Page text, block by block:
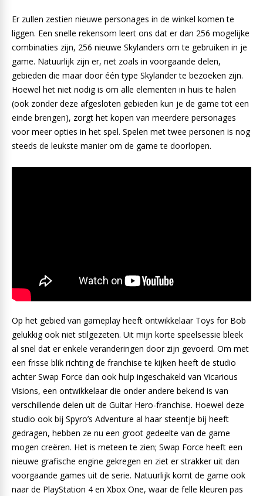
Er zullen zestien nieuwe personages in de winkel komen te
liggen. Een snelle rekensom leert ons dat er dan 256 mogelijke
combinaties zijn, 256 nieuwe Skylanders om te gebruiken in je
game. Natuurlijk zijn er, net zoals in voorgaande delen,
gebieden die maar door één type Skylander te bezoeken zijn.
Hoewel het niet nodig is om alle elementen in huis te halen
(ook zonder deze afgesloten gebieden kun je de game tot een
einde brengen), zorgt het kopen van meerdere personages
voor meer opties in het spel. Spelen met twee personen is nog
steeds de leukste manier om de game te doorlopen.
Op het gebied van gameplay heeft ontwikkelaar Toys for Bob
gelukkig ook niet stilgezeten. Uit mijn korte speelsessie bleek
al snel dat er enkele veranderingen door zijn gevoerd. Om met
een frisse blik richting de franchise te kijken heeft de studio
achter Swap Force dan ook hulp ingeschakeld van Vicarious
Visions, een ontwikkelaar die onder andere bekend is van
verschillende delen uit de Guitar Hero-franchise. Hoewel deze
studio ook bij Spyro’s Adventure al haar steentje bij heeft
gedragen, hebben ze nu een groot gedeelte van de game
mogen creëren. Het is meteen te zien; Swap Force heeft een
nieuwe grafische engine gekregen en ziet er strakker uit dan
voorgaande games uit de serie. Natuurlijk komt de game ook
naar de PlayStation 4 en Xbox One, waar de felle kleuren pas